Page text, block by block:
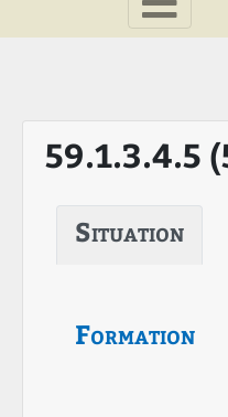
59.1.3.4.5
Situation
Formation